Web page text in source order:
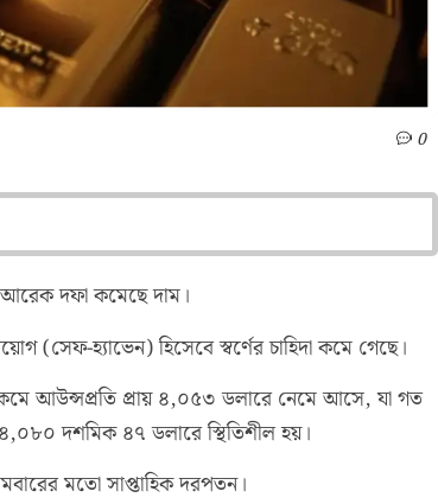
0
দফা কমেছে দাম।
(সেফ-হ্যাভেন) হিসেবে স্বর্ণের চাহিদা কমে গেছে।
কমে আউন্সপ্রতি প্রায় ৪,০৫৩ ডলারে নেমে আসে, যা গত
৪,০৮০ দশমিক ৪৭ ডলারে স্থিতিশীল হয়।
মতো সাপ্তাহিক দরপতন।